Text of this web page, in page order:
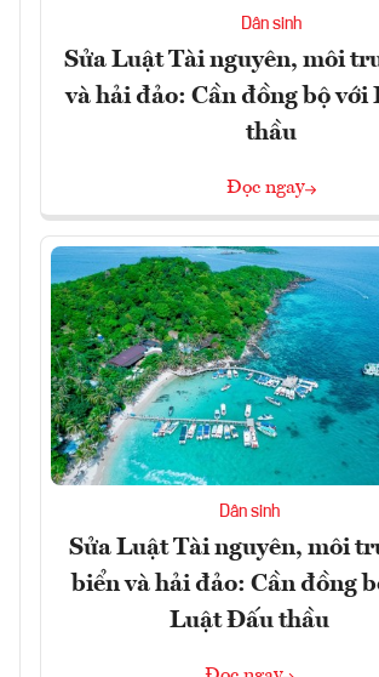
Dân sinh
Sửa Luật Tài nguyên, môi
và hải đảo: Cần đồng bộ
thầu
Đọc ngay
Dân sinh
Sửa Luật Tài nguyên, môi
biển và hải đảo: Cần đồng
Luật Đấu thầu